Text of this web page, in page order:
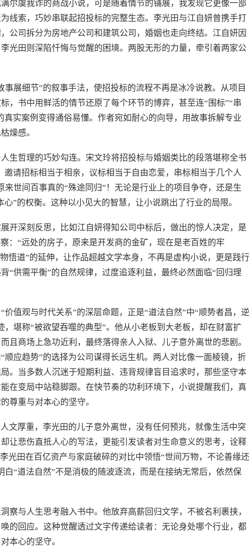
尔虞我诈的商战小说，可是随着情节的铺展，我发现它更像一部
线索，巧妙串联起招投标的完整生态。李光田与江自妍曾携手打
公司拆分为房地产公司和建筑公司，婚姻也走向终结。江自妍因
光田则深陷忏悔与觉醒的困境。两股无形的力量，牵引着两家公
事展细节”的叙事手法，使招投标的流程不再是冰冷说教。从项目
，书中用鲜活的情节还原了每个环节的博弈，甚至连“围标”“串
真实案例变得通俗易懂。作者宛如耐心的向导，用故事拆解专业
燥感。
生哲理的巧妙勾连。宋文玲将招投标与婚姻类比的段落堪称全书
邀请招标相当于相亲，议标相当于自由恋爱，串标相当于几个人
世间百事真的“殊途同归”！无论是行业上的项目争夺，还是生
”的权衡。这种以小见大的智慧，让小说跳出了行业的局限。
开深刻反思，比如江自妍得知公司中标后，做出的惊人决定，是
：“远处的房子，原来是开发商的金矿，现在是老百姓的牢
悟道”的延伸，让作品超越文学本身，不再是虚构小说，更是践行
“供需平衡”的自然规律，过度追逐利益，最终必然面临“回归理
值观与时代关系”的深层命题，正是“道法自然”中“顺势者昌，逆
，堪称“被欲望吞噬的典型”。他从小老板到大老板，却在财富扩
且商场上急功近利，最终落得亲人入狱、儿子意外离世的悲剧。
顺应趋势”的选择为公司谋得长远生机。两人对比像一面棱镜，折
。当多数人沉迷于短期利益、违背规律盲目追求时，那些坚守本
在变局中站稳脚跟。在快节奏的功利环境下，小说提醒我们，真
尊重与对本心的坚守。
文厚重，李光田的儿子意外离世，没有任何预兆，就像生活中突
让悲伤直抵人心的写法，更能引发读者对生命意义的思考，诠释
光田在百亿资产与家庭破碎的对比中领悟“世间万物，不论善缘还
白“道法自然”不是消极的随波逐流，而是在接纳无常后，依然保
察与人生思考融入书中。他放弃高薪回归文学，不被名利裹挟，
的回应。这种觉醒透过文字传递给读者：无论身处哪个行业，都
本心的坚守。